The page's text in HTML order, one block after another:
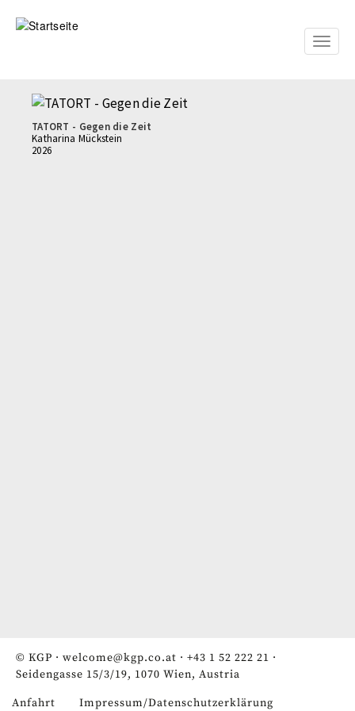
zum
Toggle
TATORT - Gegen die Zeit
Katharina Mückstein
2026
© KGP · welcome@kgp.co.at · +43 1 52 222 21 ·
Seidengasse 15/3/19, 1070 Wien, Austria
Anfahrt Impressum/Datenschutzerklärung